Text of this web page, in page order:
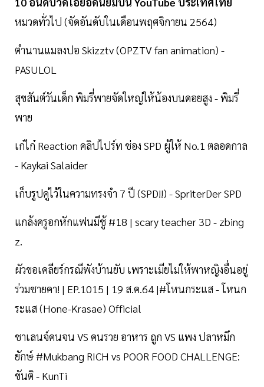
หมวดทั่วไป (จัดอันดับในเดือนพฤศจิกายน 2564)
ตำนานแมลงปอ Skizztv (OPZTV fan animation) -
PASULOL
สุขสันต์วันเด็ก พิมรี่พายจัดใหญ่ให้น้องบนดอยสูง - พิมรี่
พาย
เก๋ไก๋ Reaction คลิปไปร์ท ช่อง SPD ผู้ให้ No.1 ตลอดกาล
- Kaykai Salaider
เก็บรูปคู่ไว้ในความทรงจำ 7 ปี (SPD!!) - SpriterDer SPD
แกล้งครูอกหักแฟนมีชู้ #18 | scary teacher 3D - zbing
z.
ผัวขอเคลียร์กรณีพังบ้านยับ เพราะเมียไม่ให้พาหญิงอื่นอยู่
ร่วมชายคา! | EP.1015 | 19 ส.ค.64 |#โหนกระแส - โหนก
ระแส (Hone-Krasae) Official
ชาเลนจ์คนจน VS คนรวย อาหาร ถูก VS แพง ปลาหมึก
ยักษ์ #Mukbang​ RICH vs POOR FOOD CHALLENGE:
ขันติ - KunTi